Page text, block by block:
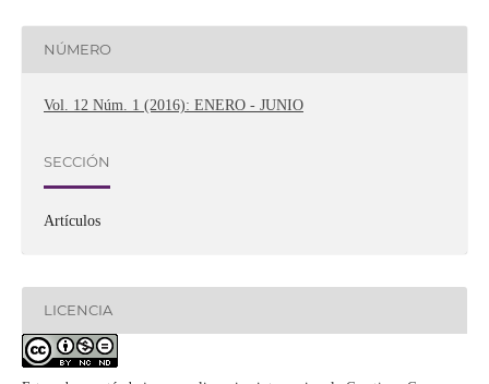
NÚMERO
Vol. 12 Núm. 1 (2016): ENERO - JUNIO
SECCIÓN
Artículos
LICENCIA